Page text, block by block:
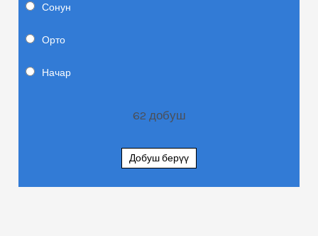
Сонун
Орто
Начар
62 добуш
Добуш берүү